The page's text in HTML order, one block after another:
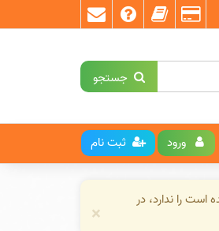
جستجو
ورود ثبت نام
را ندارد، در
×